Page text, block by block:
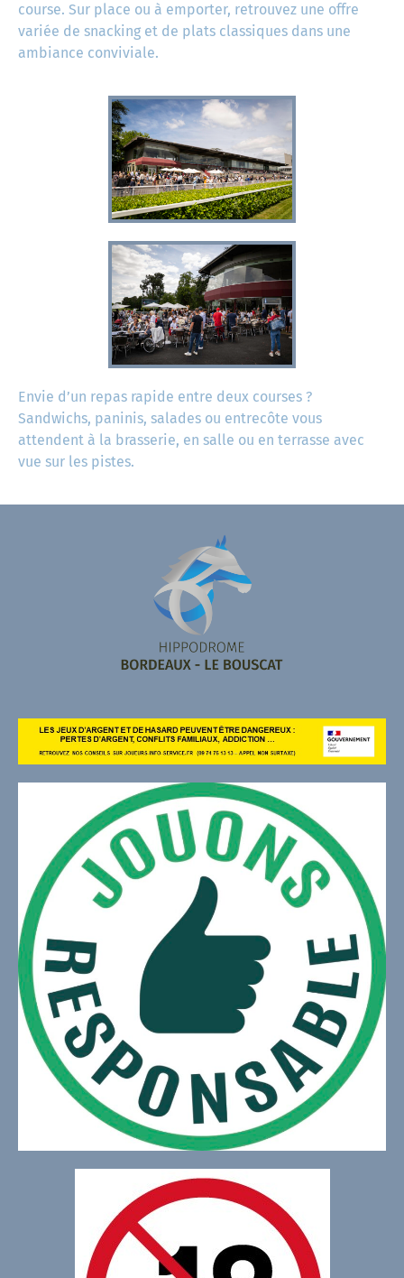
course. Sur place ou à emporter, retrouvez une offre
variée de snacking et de plats classiques dans une
ambiance conviviale.
Envie d’un repas rapide entre deux courses ?
Sandwichs, paninis, salades ou entrecôte vous
attendent à la brasserie, en salle ou en terrasse avec
vue sur les pistes.